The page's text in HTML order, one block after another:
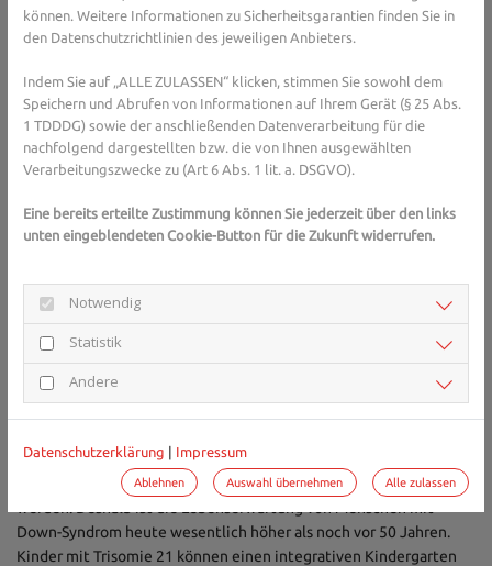
gerne. Hier gelangen Sie zur Expertensuche.
Weitere gesundheitliche Probleme
Zusätzlich kann das Immunsystem unterentwickelt sein, was die
Menschen mit Down-Syndrom anfälliger für Infektionen macht.
leiden deshalb oft unter Mittelohrentzündung, Bronchitis und
Lungenentzündung. Außerdem können Menschen mit Down-
epileptischen Anfällen oder Autoimmunerkrankungen wie
Auch das Leukämie-Risiko ist erhöht.
Lebenserwartung heute deutlich
höher
Doch anders als in früheren Jahren können zum Beispiel
Herzfehler oder Fehlbildungen am Darm heutzutage operiert
Down-Syndrom heute wesentlich höher als noch vor 50 Jahren.
Kinder mit Trisomie 21 können einen integrativen Kindergarten
können. Weitere Informationen zu Sicherheitsgarantien finden Sie in
den Datenschutzrichtlinien des jeweiligen Anbieters.
Indem Sie auf „ALLE ZULASSEN“ klicken, stimmen Sie sowohl dem
Speichern und Abrufen von Informationen auf Ihrem Gerät (§ 25 Abs.
1 TDDDG) sowie der anschließenden Datenverarbeitung für die
nachfolgend dargestellten bzw. die von Ihnen ausgewählten
Verarbeitungszwecke zu (Art 6 Abs. 1 lit. a. DSGVO).
Eine bereits erteilte Zustimmung können Sie jederzeit über den links
unten eingeblendeten Cookie-Button für die Zukunft widerrufen.
Notwendig
Statistik
Andere
Datenschutzerklärung | Impressum
Ablehnen Auswahl übernehmen Alle zulassen